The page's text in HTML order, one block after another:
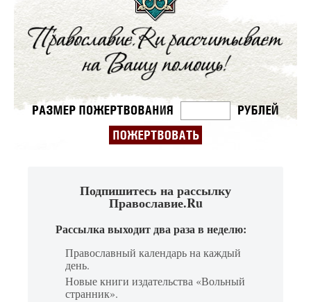
Подпишитесь на рассылку
Православие.Ru
Рассылка выходит два раза в неделю:
Православный календарь на каждый
день.
Новые книги издательства «Вольный
странник».